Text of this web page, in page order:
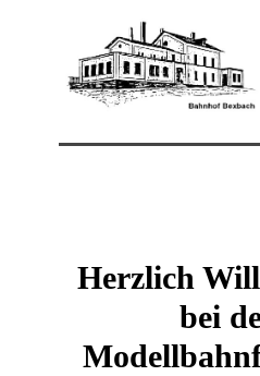
Herzlich
bei